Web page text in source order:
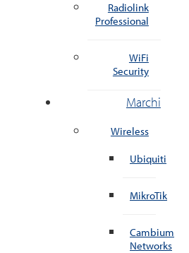
Radiolink
Professional
WiFi
Security
Marchi
Wireless
Ubiquiti
MikroTik
Cambium
Networks